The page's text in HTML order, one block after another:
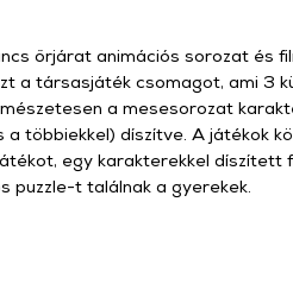
őrjárat animációs sorozat és
a társasjáték csomagot, ami 3
a mesesorozat
a többiekkel) díszítve. A játékok
egy karakterekkel díszített
puzzle-t találnak a gyerekek.